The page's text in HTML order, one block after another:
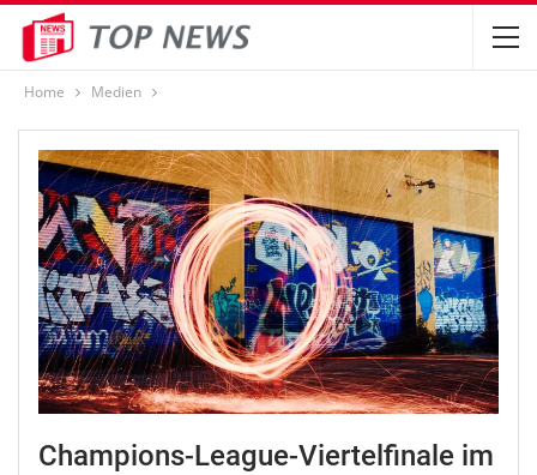
Home Medien
Champions-League-Viertelfinale im